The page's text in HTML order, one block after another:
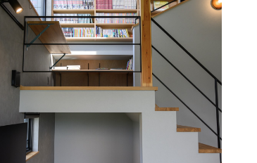
二階
ナチュラル
(濃茶)